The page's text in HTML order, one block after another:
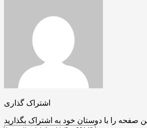
اشتراک گذاری